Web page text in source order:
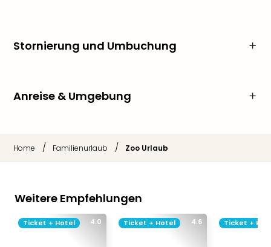
Stornierung und Umbuchung
Anreise & Umgebung
Home / Familienurlaub / Zoo Urlaub
Weitere Empfehlungen
4.0
Ticket + Hotel 4.6
Ticket + Hotel Ticket +